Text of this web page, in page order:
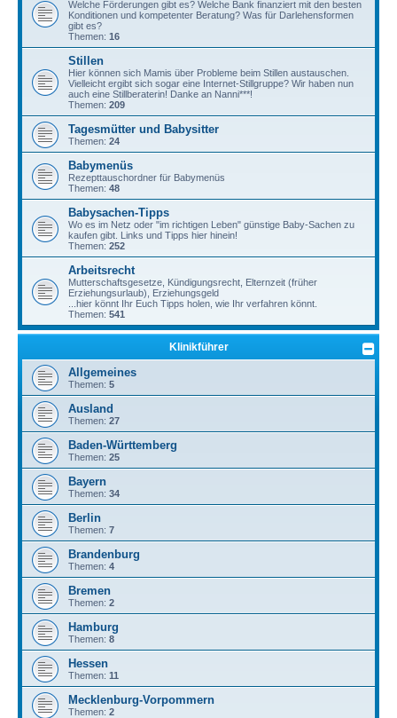
Welche Förderungen gibt es? Welche Bank finanziert mit den besten
Konditionen und kompetenter Beratung? Was für Darlehensformen
gibt es?
Themen: 16
Stillen
Hier können sich Mamis über Probleme beim Stillen austauschen.
Vielleicht ergibt sich sogar eine Internet-Stillgruppe? Wir haben nun
auch eine Stillberaterin! Danke an Nanni***!
Themen: 209
Tagesmütter und Babysitter
Themen: 24
Babymenüs
Rezepttauschordner für Babymenüs
Themen: 48
Babysachen-Tipps
Wo es im Netz oder "im richtigen Leben" günstige Baby-Sachen zu
kaufen gibt. Links und Tipps hier hinein!
Themen: 252
Arbeitsrecht
Mutterschaftsgesetze, Kündigungsrecht, Elternzeit (früher
Erziehungsurlaub), Erziehungsgeld
...hier könnt Ihr Euch Tipps holen, wie Ihr verfahren könnt.
Themen: 541
Klinikführer
Allgemeines
Themen: 5
Ausland
Themen: 27
Baden-Württemberg
Themen: 25
Bayern
Themen: 34
Berlin
Themen: 7
Brandenburg
Themen: 4
Bremen
Themen: 2
Hamburg
Themen: 8
Hessen
Themen: 11
Mecklenburg-Vorpommern
Themen: 2